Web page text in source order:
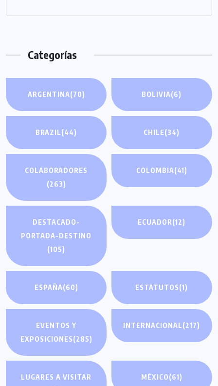
Categorías
ARGENTINA(70) BOLIVIA(6)
BRAZIL(44) CHILE(34)
COLABORADORES
(263)
COLOMBIA(41)
DESTACADO-
PORTADA-DESTINO
(105)
ECUADOR(12)
ESPAÑA(60) ESTATUTOS(1)
EVENTOS Y
EXPOSICIONES(285)
INTERNACIONAL(217)
LUGARES A VISITAR
MÉXICO(61)